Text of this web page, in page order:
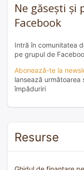
Ne găsești și
Facebook
Intră în comunitatea
pe grupul de
Abonează-te la
lansează următoarea
împăduriri
Resurse